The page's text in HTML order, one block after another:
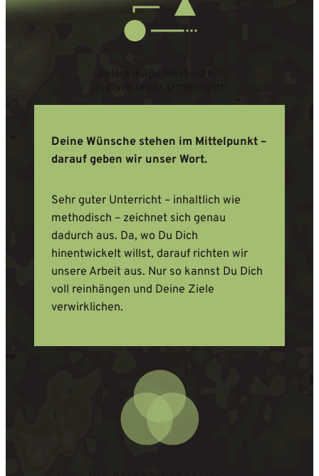
Deine Wünsche stehen im Mittelpunkt –
darauf geben wir unser Wort.
Sehr guter Unterricht – inhaltlich wie
methodisch – zeichnet sich genau
dadurch aus. Da, wo Du Dich
hinentwickelt willst, darauf richten wir
unsere Arbeit aus. Nur so kannst Du Dich
voll reinhängen und Deine Ziele
verwirklichen.